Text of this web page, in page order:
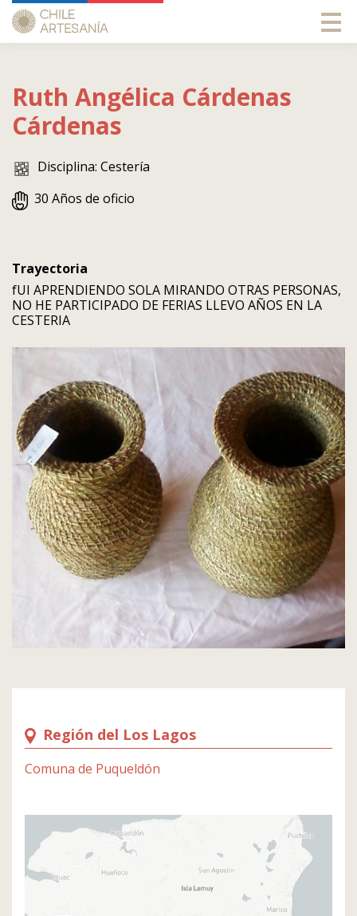
Ruth Angélica Cárdenas
Cárdenas
Disciplina: Cestería
30 Años de oficio
Trayectoria
fUI APRENDIENDO SOLA MIRANDO OTRAS PERSONAS,
NO HE PARTICIPADO DE FERIAS LLEVO AÑOS EN LA
CESTERIA
Región del Los Lagos
Comuna de Puqueldón